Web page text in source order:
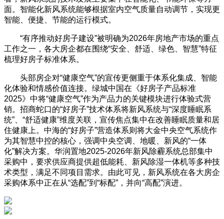
面。智能化新风系统能够根据室内空气质量自动调节，实现更
智能、便捷、节能的运行模式。
“有序推动好房子建设”被明确为2026年房地产市场的重点
工作之一，各大房企都在围绕“安全、舒适、绿色、智慧”特征
梳理好房子标准体系。
头部房企对“健康空气”的宣传更侧重于体系化集成、智能
化体验和情感价值连接。绿城中国在《好房子产品标准
2025》中将“健康空气”作为产品力的关键模块进行体验式营
销。招商蛇口的“好房子”技术体系将新风系统与“深度睡眠系
统”、“舒适健康”维度关联，宣传焦点集中在改善睡眠质量和居
住健康上。中海的“好房子”营造体系则将大金中央空气系统作
为其智慧中控的核心，强调中央空调、地暖、新风的“一体
化”解决方案。华润置地2025-2026年新风除霾系统总部集中
采购中，要求供应商提供超低能耗、新风除湿一体机等多种技
术类型，满足不同项目需求。由此可见，新风系统在各大房企
采购体系中正在从“选配”到“标配”，并向“高配”演进。